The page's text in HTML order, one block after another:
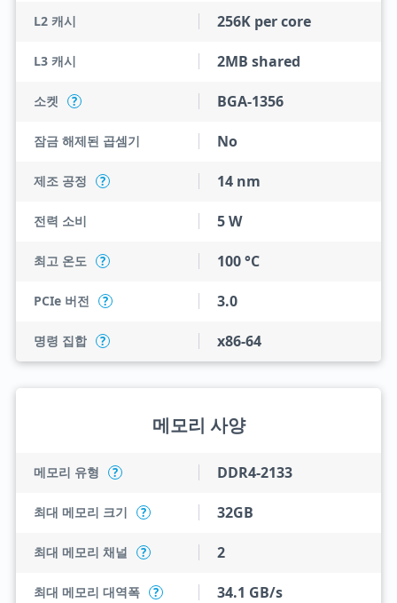
L2 캐시 256K per core
L3 캐시 2MB shared
소켓 ? BGA-1356
잠금 해제된 곱셈기 No
제조 공정 ? 14 nm
전력 소비 5 W
최고 온도 ? 100 °C
PCIe 버전 ? 3.0
명령 집합 ? x86-64
메모리 사양
메모리 유형 ? DDR4-2133
최대 메모리 크기 ? 32GB
최대 메모리 채널 ? 2
최대 메모리 대역폭 ? 34.1 GB/s